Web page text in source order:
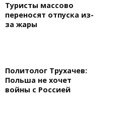
Туристы массово
переносят отпуска из-
за жары
Политолог Трухачев:
Польша не хочет
войны с Россией